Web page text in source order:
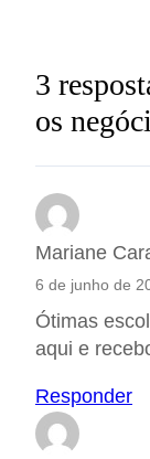
3
os
Mariane
6 de junho de
Ótimas
aqui e
Responder